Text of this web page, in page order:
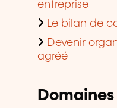
entreprise
Le bilan de
Devenir
agréé